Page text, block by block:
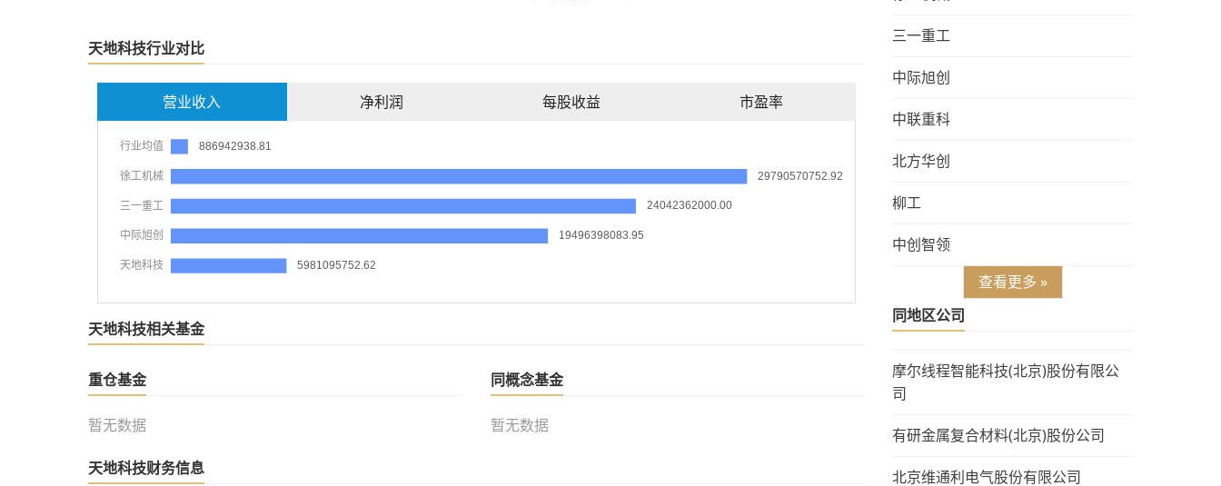
天地科技行业对比
营业收入 净利润 每股收益 市盈率
天地科技相关基金
重仓基金
暂无数据
同概念基金
暂无数据
天地科技财务信息
三一重工
中际旭创
中联重科
北方华创
柳工
中创智领
查看更多 »
同地区公司
摩尔线程智能科技(北京)股份有限公
司
有研金属复合材料(北京)股份公司
北京维通利电气股份有限公司